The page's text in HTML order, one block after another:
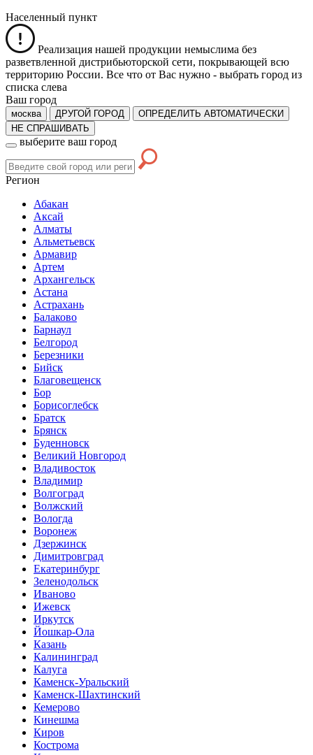
Населенный пункт
Реализация нашей продукции немыслима без
разветвленной дистрибьюторской сети, покрывающей всю
территорию России. Все что от Вас нужно - выбрать город из
списка слева
Ваш город
москва ДРУГОЙ ГОРОД
ОПРЕДЕЛИТЬ АВТОМАТИЧЕСКИ
НЕ СПРАШИВАТЬ
выберите ваш город
Регион
Абакан
Аксай
Алматы
Альметьевск
Армавир
Артем
Архангельск
Астана
Астрахань
Балаково
Барнаул
Белгород
Березники
Бийск
Благовещенск
Бор
Борисоглебск
Братск
Брянск
Буденновск
Великий Новгород
Владивосток
Владимир
Волгоград
Волжский
Вологда
Воронеж
Дзержинск
Димитровград
Екатеринбург
Зеленодольск
Иваново
Ижевск
Иркутск
Йошкар-Ола
Казань
Калининград
Калуга
Каменск-Уральский
Каменск-Шахтинский
Кемерово
Кинешма
Киров
Кострома